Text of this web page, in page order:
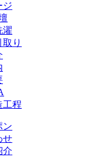
ジ
濯
り
工程
ン
せ
介